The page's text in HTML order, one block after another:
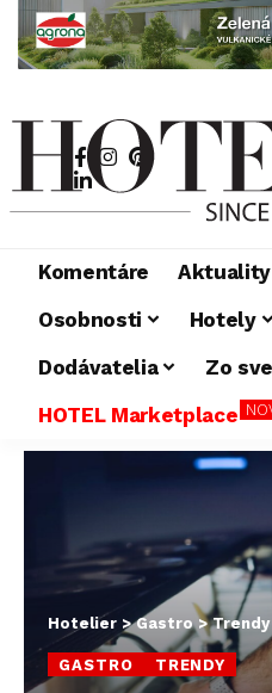
Komentáre Aktuality
Osobnosti
Hotely
Dodávatelia
Zo
HOTEL Marketplace
Hotelier >Gastro>Trendy
GASTRO TRENDY